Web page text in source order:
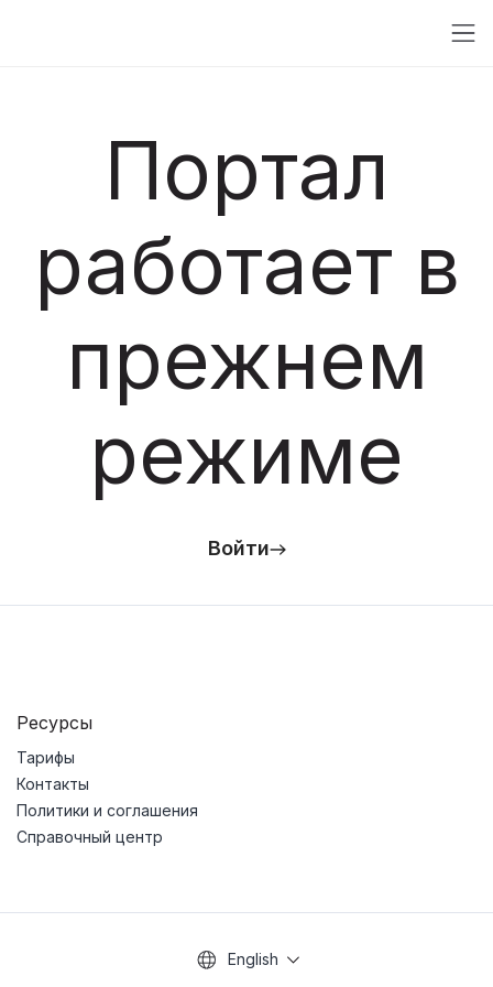
Портал
работает в
прежнем
режиме
Войти
Ресурсы
Тарифы
Контакты
Политики и соглашения
Справочный центр
English